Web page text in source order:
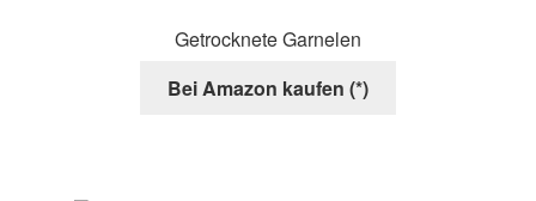
Getrocknete Garnelen
Bei Amazon kaufen (*)